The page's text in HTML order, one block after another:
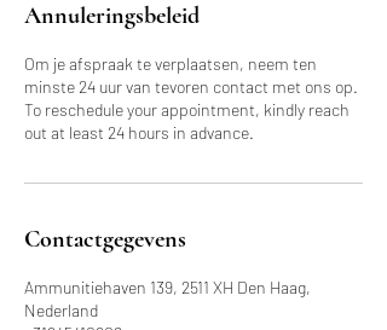
Annuleringsbeleid
Om je afspraak te verplaatsen, neem ten
minste 24 uur van tevoren contact met ons op.
To reschedule your appointment, kindly reach
out at least 24 hours in advance.
Contactgegevens
Ammunitiehaven 139, 2511 XH Den Haag,
Nederland